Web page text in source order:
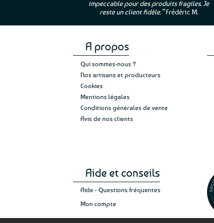
impeccable pour des produits fragiles. Je
reste un client fidèle.”Frédéric M.
A propos
Qui sommes-nous ?
Nos artisans et producteurs
Cookies
Mentions légales
Conditions générales de vente
Avis de nos clients
Aide et conseils
Aide - Questions fréquentes
Mon compte